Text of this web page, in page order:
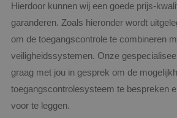
Hierdoor kunnen wij een goede prijs-
garanderen. Zoals hieronder wordt
om de toegangscontrole te combineren
veiligheidssystemen. Onze
graag met jou in gesprek om de
toegangscontrolesysteem te bespreken
voor te leggen.